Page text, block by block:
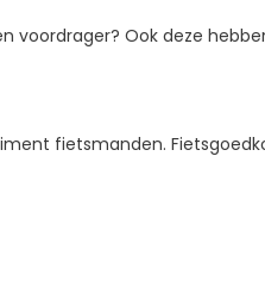
voordrager? Ook deze
fietsmanden.